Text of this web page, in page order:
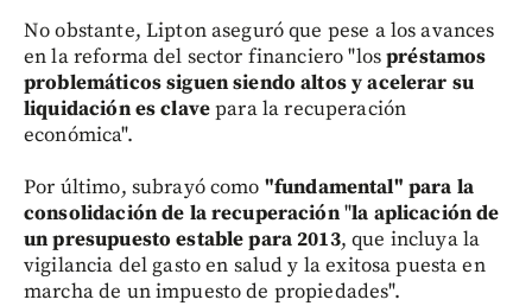
No obstante, Lipton aseguró que pese a los avances
en la reforma del sector financiero "lospréstamos
problemáticos siguen siendo altos y acelerar su
liquidación es clavepara la recuperación
económica".
Por último, subrayó como "fundamental" para la
consolidación de la recuperación"la aplicación de
un presupuesto estable para 2013, que incluya la
vigilancia del gasto en salud y la exitosa puesta en
marcha de un impuesto de propiedades".